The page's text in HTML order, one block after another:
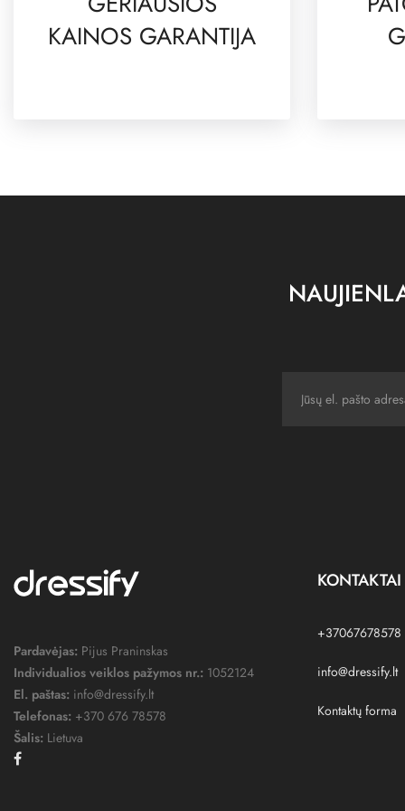
KAINOS GARANTIJA
Pardavėjas: Pijus Praninskas
Individualios veiklos pažymos nr.: 1052124
El. paštas: info@dressify.lt
Telefonas: +370 676 78578
Šalis: Lietuva
KONTAKTAI
+37067678578
info@dressify.lt
Kontaktų forma